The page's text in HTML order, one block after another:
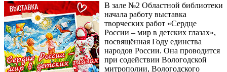
В зале №2 Областной библиотеки
начала работу выставка
творческих работ «Сердце
России – мир в детских глазах»,
посвящённая Году единства
народов России. Она проводится
при содействии Вологодской
митрополии, Вологодского